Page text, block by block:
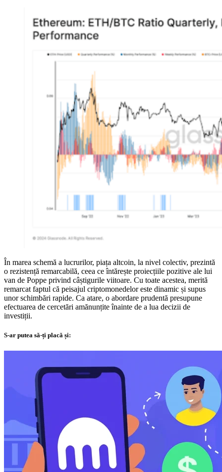
În marea schemă a lucrurilor, piața altcoin, la nivel colectiv, prezintă
o rezistență remarcabilă, ceea ce întărește proiecțiile pozitive ale lui
van de Poppe privind câștigurile viitoare. Cu toate acestea, merită
remarcat faptul că peisajul criptomonedelor este dinamic și supus
unor schimbări rapide. Ca atare, o abordare prudentă presupune
efectuarea de cercetări amănunțite înainte de a lua decizii de
investiții.
S-ar putea să-ți placă și: